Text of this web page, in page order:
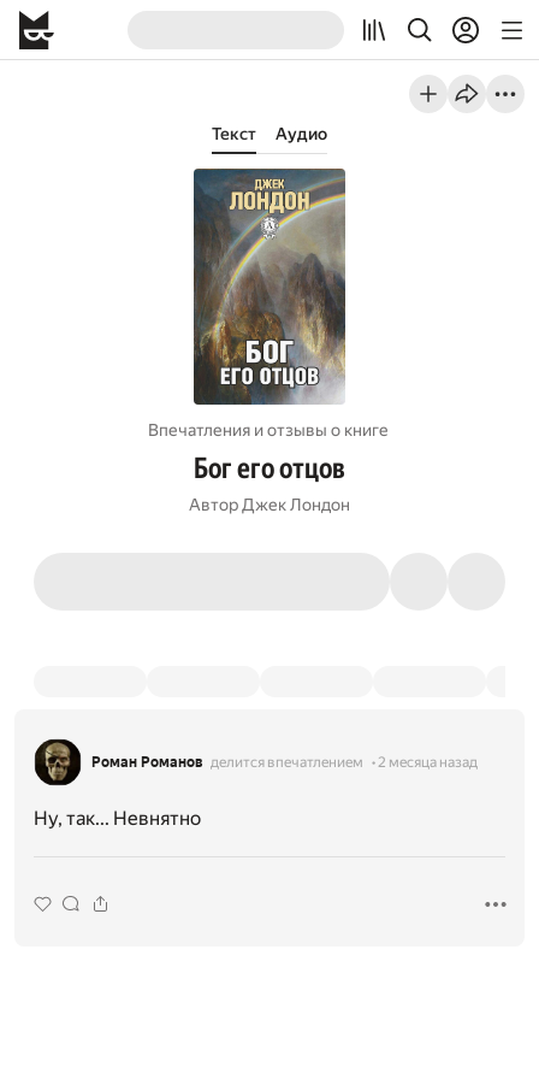
Текст Аудио
Впечатления и отзывы о книге
Бог его отцов
Автор Джек Лондон
Роман Романов делится впечатлением 2 месяца назад
Ну, так... Невнятно